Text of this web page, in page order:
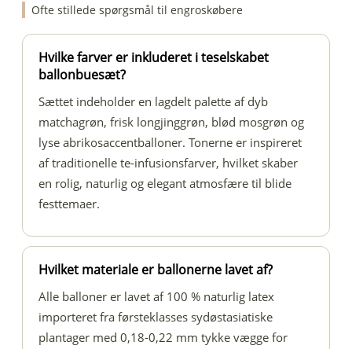
Ofte stillede spørgsmål til engroskøbere
Hvilke farver er inkluderet i teselskabet
ballonbuesæt?
Sættet indeholder en lagdelt palette af dyb
matchagrøn, frisk longjinggrøn, blød mosgrøn og
lyse abrikosaccentballoner. Tonerne er inspireret
af traditionelle te-infusionsfarver, hvilket skaber
en rolig, naturlig og elegant atmosfære til blide
festtemaer.
Hvilket materiale er ballonerne lavet af?
Alle balloner er lavet af 100 % naturlig latex
importeret fra førsteklasses sydøstasiatiske
plantager med 0,18-0,22 mm tykke vægge for